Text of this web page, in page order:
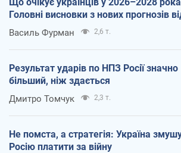
Головні висновки з нових прогнозів
Василь Фурман 2,6 т.
Результат ударів по НПЗ Росії значно
більший, ніж здається
Дмитро Томчук 2,3 т.
Не помста, а стратегія: Україна
Росію платити за війну